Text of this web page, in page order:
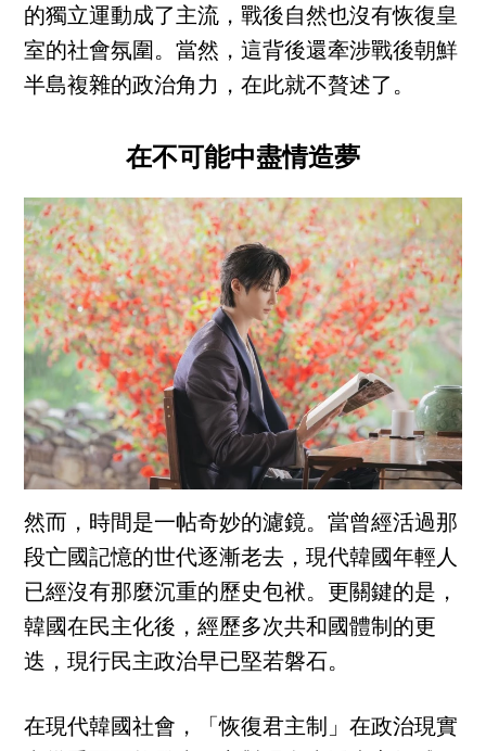
的獨立運動成了主流，戰後自然也沒有恢復皇
室的社會氛圍。當然，這背後還牽涉戰後朝鮮
半島複雜的政治角力，在此就不贅述了。
在不可能中盡情造夢
然而，時間是一帖奇妙的濾鏡。當曾經活過那
段亡國記憶的世代逐漸老去，現代韓國年輕人
已經沒有那麼沉重的歷史包袱。更關鍵的是，
韓國在民主化後，經歷多次共和國體制的更
迭，現行民主政治早已堅若磐石。
在現代韓國社會，「恢復君主制」在政治現實